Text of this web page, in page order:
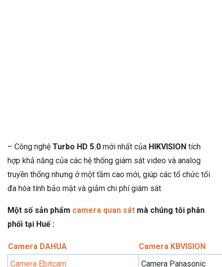
– Công nghệ Turbo HD 5.0 mới nhất của HIKVISION tích
hợp khả năng của các hệ thống giám sát video và analog
truyền thống nhưng ở một tầm cao mới, giúp các tổ chức tối
đa hóa tính bảo mật và giảm chi phí giám sát.
Một số sản phẩm camera quan sát mà chúng tôi phân
phối tại Huế :
Camera DAHUA
Camera KBVISION
Camera Ebitcam
Camera Panasonic